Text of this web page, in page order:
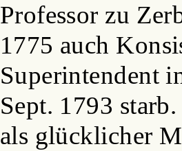
Professor zu
1775 auch
Superintendent
Sept. 1793
als glücklicher